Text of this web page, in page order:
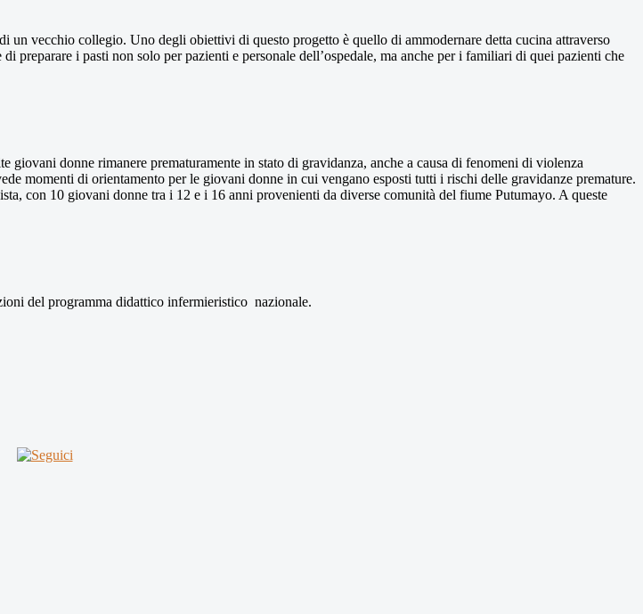
un vecchio collegio. Uno degli obiettivi di questo progetto è quello di ammodernare detta cucina attraverso
i pasti non solo per pazienti e personale dell’ospedale, ma anche per i familiari di quei pazienti che
giovani donne rimanere prematuramente in stato di gravidanza, anche a causa di fenomeni di violenza
momenti di orientamento per le giovani donne in cui vengano esposti tutti i rischi delle gravidanze premature.
con 10 giovani donne tra i 12 e i 16 anni provenienti da diverse comunità del fiume Putumayo. A queste
del programma didattico infermieristico nazionale.